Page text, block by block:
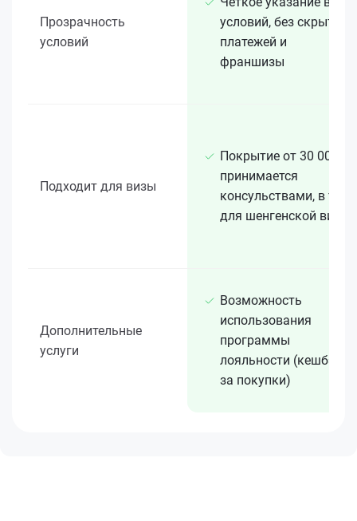
Прозрачность
условий
условий, без скрытых
платежей и
франшизы
Подходит для визы
Покрытие от 30 000 €
принимается
консульствами, в т. ч.
для шенгенской визы
Дополнительные
услуги
Возможность
использования
программы
лояльности (кешбэк
за покупки)